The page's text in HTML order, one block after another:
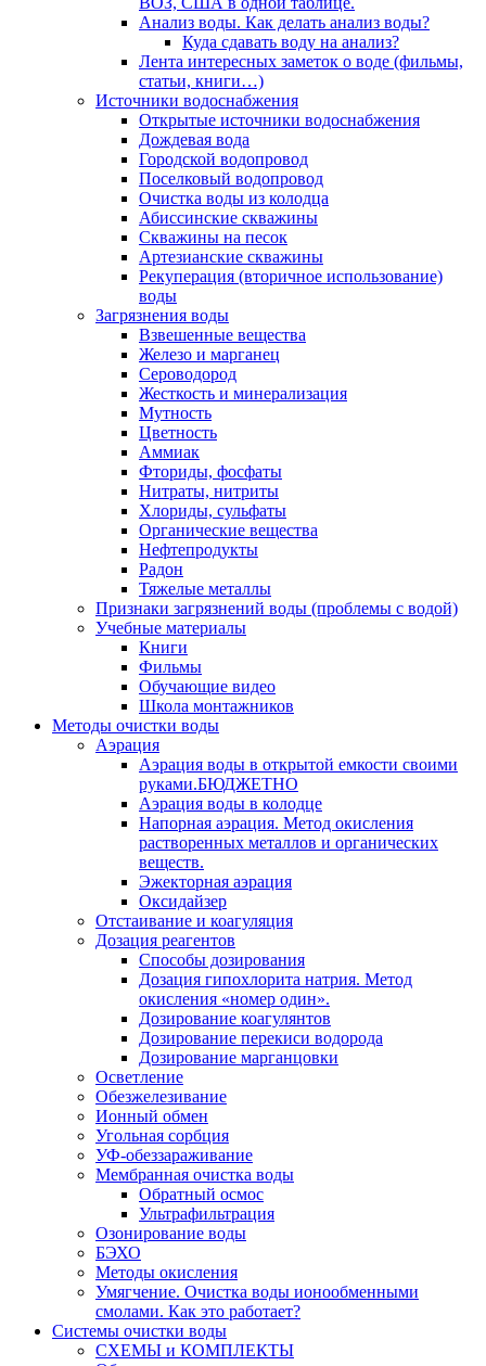
Анализ воды. Как делать анализ воды?
Куда сдавать воду на анализ?
Лента интересных заметок о воде (фильмы,
статьи, книги…)
Источники водоснабжения
Открытые источники водоснабжения
Дождевая вода
Городской водопровод
Поселковый водопровод
Очистка воды из колодца
Абиссинские скважины
Скважины на песок
Артезианские скважины
Рекуперация (вторичное использование)
воды
Загрязнения воды
Взвешенные вещества
Железо и марганец
Сероводород
Жесткость и минерализация
Мутность
Цветность
Аммиак
Фториды, фосфаты
Нитраты, нитриты
Хлориды, сульфаты
Органические вещества
Нефтепродукты
Радон
Тяжелые металлы
Признаки загрязнений воды (проблемы с водой)
Учебные материалы
Книги
Фильмы
Обучающие видео
Школа монтажников
Методы очистки воды
Аэрация
Аэрация воды в открытой емкости своими
руками.БЮДЖЕТНО
Аэрация воды в колодце
Напорная аэрация. Метод окисления
растворенных металлов и органических
веществ.
Эжекторная аэрация
Оксидайзер
Отстаивание и коагуляция
Дозация реагентов
Способы дозирования
Дозация гипохлорита натрия. Метод
окисления «номер один».
Дозирование коагулянтов
Дозирование перекиси водорода
Дозирование марганцовки
Осветление
Обезжелезивание
Ионный обмен
Угольная сорбция
УФ-обеззараживание
Мембранная очистка воды
Обратный осмос
Ультрафильтрация
Озонирование воды
БЭХО
Методы окисления
Умягчение. Очистка воды ионообменными
смолами. Как это работает?
Системы очистки воды
СХЕМЫ и КОМПЛЕКТЫ